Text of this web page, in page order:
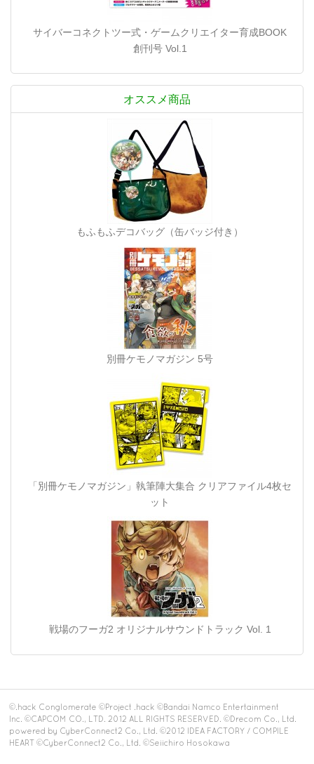
サイバーコネクトツー式・ゲームクリエイター育成BOOK
創刊号 Vol.1
オススメ商品
もふもふデコバッグ（缶バッジ付き）
別冊ケモノマガジン 5号
「別冊ケモノマガジン」執筆陣大集合 クリアファイル4枚セ
ット
戦場のフーガ2 オリジナルサウンドトラック Vol. 1
©.hack Conglomerate ©Project .hack ©Bandai Namco Entertainment
Inc. ©CAPCOM CO., LTD. 2012 ALL RIGHTS RESERVED. ©Drecom Co., Ltd.
powered by CyberConnect2 Co., Ltd. ©2012 IDEA FACTORY / COMPILE
HEART ©CyberConnect2 Co., Ltd. ©Seiichiro Hosokawa